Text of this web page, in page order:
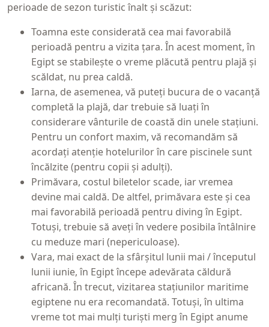
perioade de sezon turistic înalt și scăzut:
Toamna este considerată cea mai favorabilă
perioadă pentru a vizita țara. În acest moment, în
Egipt se stabilește o vreme plăcută pentru plajă și
scăldat, nu prea caldă.
Iarna, de asemenea, vă puteți bucura de o vacanță
completă la plajă, dar trebuie să luați în
considerare vânturile de coastă din unele stațiuni.
Pentru un confort maxim, vă recomandăm să
acordați atenție hotelurilor în care piscinele sunt
încălzite (pentru copii și adulți).
Primăvara, costul biletelor scade, iar vremea
devine mai caldă. De altfel, primăvara este și cea
mai favorabilă perioadă pentru diving în Egipt.
Totuși, trebuie să aveți în vedere posibila întâlnire
cu meduze mari (nepericuloase).
Vara, mai exact de la sfârșitul lunii mai / începutul
lunii iunie, în Egipt începe adevărata căldură
africană. În trecut, vizitarea stațiunilor maritime
egiptene nu era recomandată. Totuși, în ultima
vreme tot mai mulți turiști merg în Egipt anume